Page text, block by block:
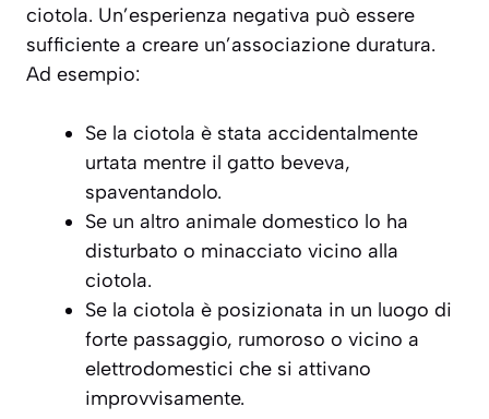
ciotola. Un’esperienza negativa può essere
sufficiente a creare un’associazione duratura.
Ad esempio:
Se la ciotola è stata accidentalmente
urtata mentre il gatto beveva,
spaventandolo.
Se un altro animale domestico lo ha
disturbato o minacciato vicino alla
ciotola.
Se la ciotola è posizionata in un luogo di
forte passaggio, rumoroso o vicino a
elettrodomestici che si attivano
improvvisamente.